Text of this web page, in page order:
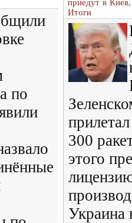
по
приедут в
Итоги
300
этого
Украина